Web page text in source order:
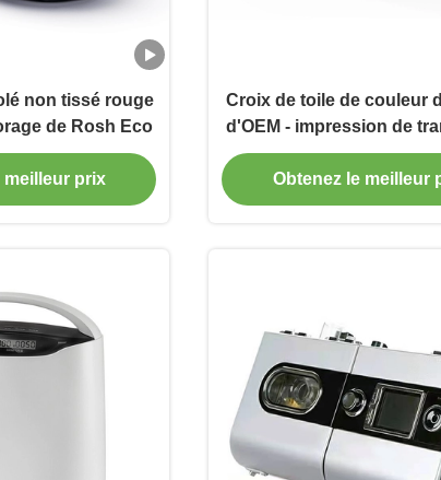
non tissé rouge
de Rosh Eco
meilleur prix
Croix de toile de couleur
d'OEM - impression de
chaleur de sac de
corps
Obtenez le meilleur